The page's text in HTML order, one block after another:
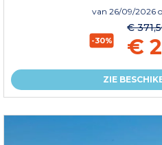
van 26/09/2026
-30%
€
€
ZIE